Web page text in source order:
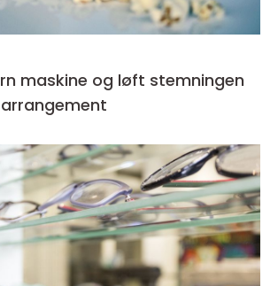
maskine og løft stemningen